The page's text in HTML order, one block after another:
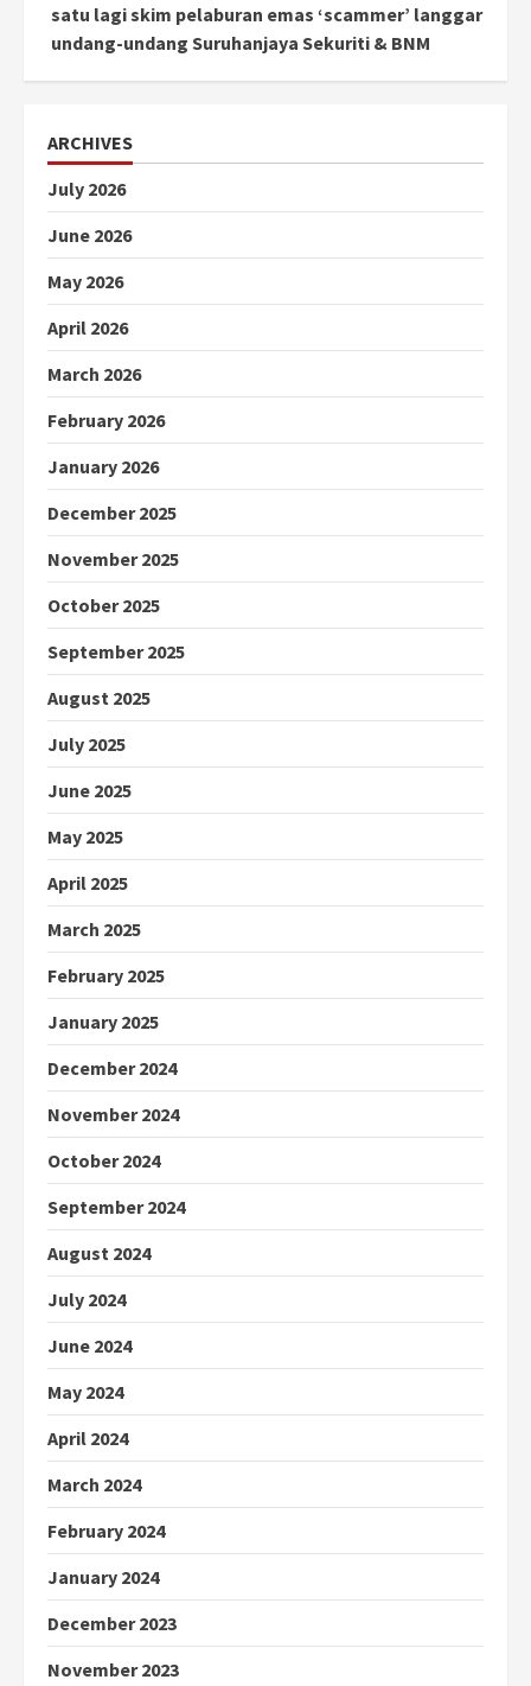
satu lagi skim pelaburan emas ‘scammer’ langgar
undang-undang Suruhanjaya Sekuriti & BNM
ARCHIVES
July 2026
June 2026
May 2026
April 2026
March 2026
February 2026
January 2026
December 2025
November 2025
October 2025
September 2025
August 2025
July 2025
June 2025
May 2025
April 2025
March 2025
February 2025
January 2025
December 2024
November 2024
October 2024
September 2024
August 2024
July 2024
June 2024
May 2024
April 2024
March 2024
February 2024
January 2024
December 2023
November 2023